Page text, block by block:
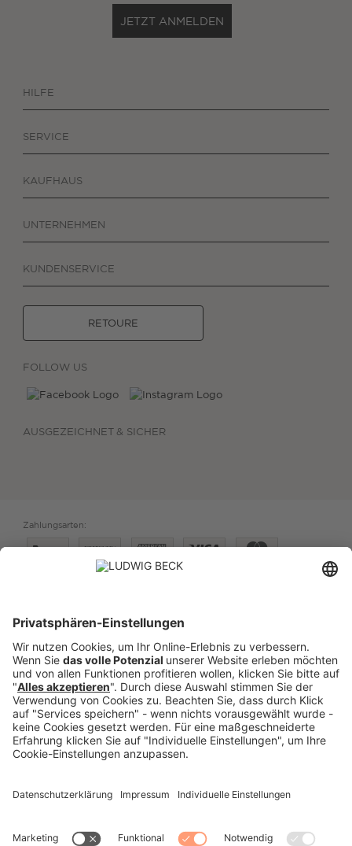
JETZT ANMELDEN
HILFE
SERVICE
KAUFHAUS
UNTERNEHMEN
KUNDENSERVICE
RETOURE
FOLLOW US
AUSGEZEICHNET & SICHER
Zahlungsarten:
Versand:
PREISE FÜR: DEUTSCHLAND SCHWEIZ
DATENSCHUTZ
VERTRAG WIDERRUFEN